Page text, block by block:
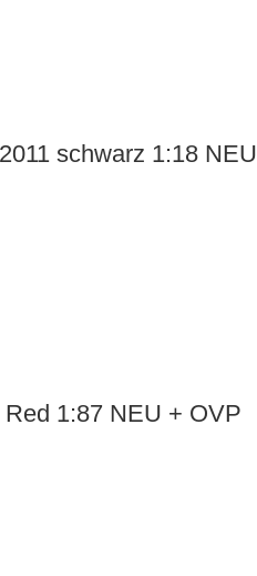
schwarz 1:18
1:87 NEU + OVP